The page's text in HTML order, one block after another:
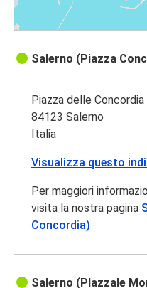
Salerno (Piazza
Piazza delle Concordia
84123 Salerno
Italia
Visualizza questo
Per maggiori
visita la nostra pagina
Concordia)
Salerno (PIazzale